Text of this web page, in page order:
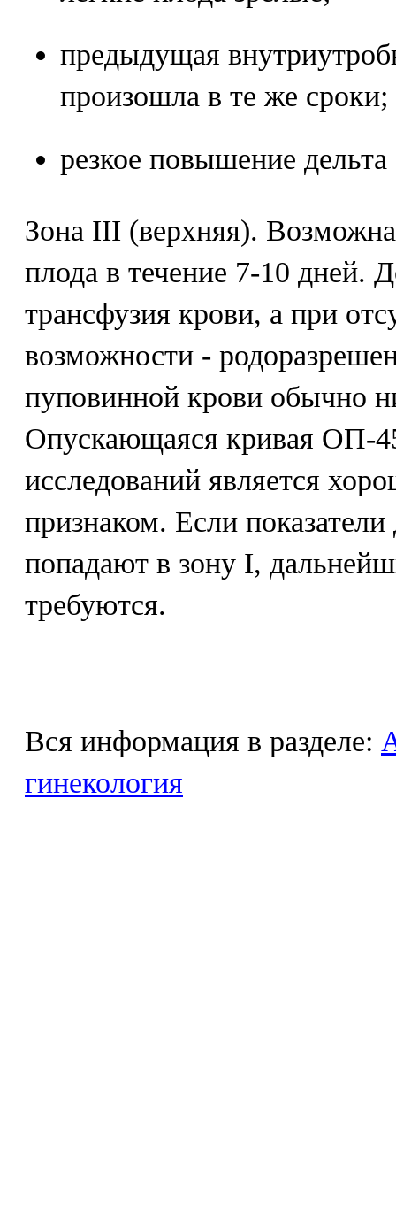
предыдущая
произошла в те же сроки;
резкое повышение
Зона III (верхняя). Возможна
плода в течение 7-10 дней.
трансфузия крови, а при
возможности -
пуповинной крови обычно
Опускающаяся кривая ОП-
исследований является
признаком. Если
попадают в зону I,
требуются.
Вся информация в разделе:
гинекология